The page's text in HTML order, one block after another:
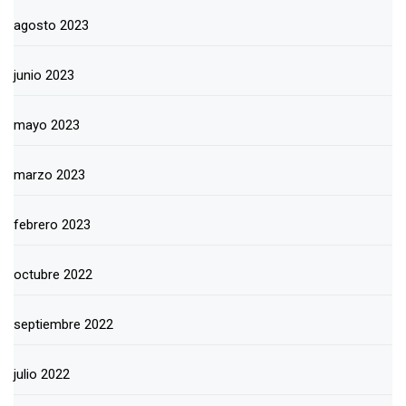
agosto 2023
junio 2023
mayo 2023
marzo 2023
febrero 2023
octubre 2022
septiembre 2022
julio 2022